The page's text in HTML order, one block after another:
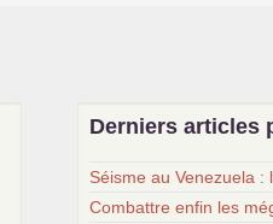
Derniers articles
Séisme au Venezuela
Combattre enfin les